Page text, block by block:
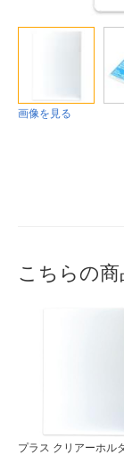
画像を見る
こちらの
プラス クリアーホル